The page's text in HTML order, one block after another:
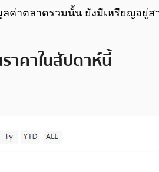
ค่าตลาดรวมนั้น ยังมีเหรียญอยู่
าคาในสัปดาห์นี้